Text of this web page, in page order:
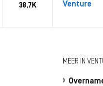
38,7K Venture
MEER IN